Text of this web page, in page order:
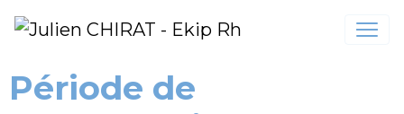
Période de